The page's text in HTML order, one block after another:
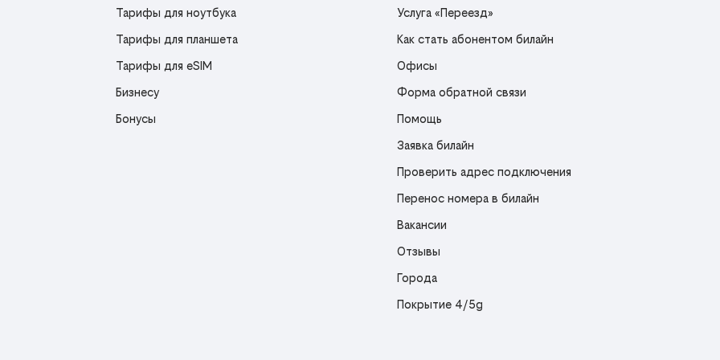
Тарифы для ноутбука
Тарифы для планшета
Тарифы для eSIM
Бизнесу
Бонусы
Услуга «Переезд»
Как стать абонентом билайн
Офисы
Форма обратной связи
Помощь
Заявка билайн
Проверить адрес подключения
Перенос номера в билайн
Вакансии
Отзывы
Города
Покрытие 4/5g